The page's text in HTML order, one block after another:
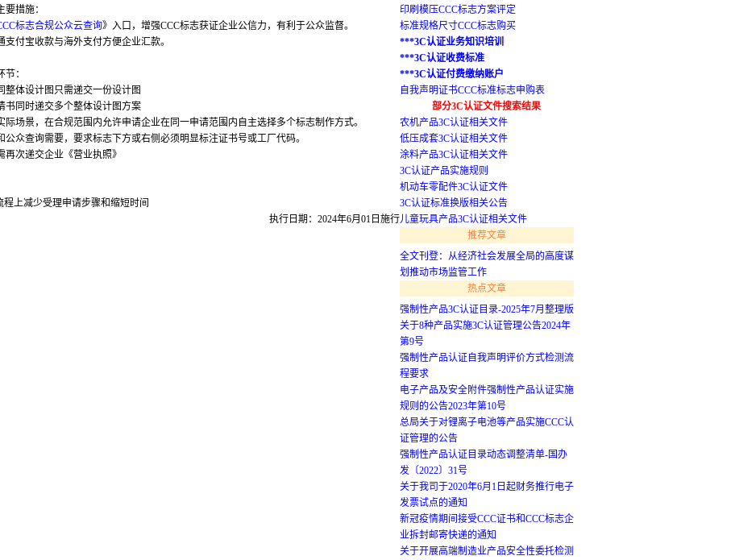
要措施：
标志合规公众云查询》入口，增强CCC标志获证企业公信力，有利于公众监督。
支付宝收款与海外支付方便企业汇款。
：
整体设计图只需递交一份设计图
书同时递交多个整体设计图方案
际场景，在合规范围内允许申请企业在同一申请范围内自主选择多个标志制作方式。
公众查询需要，要求标志下方或右侧必须明显标注证书号或工厂代码。
再次递交企业《营业执照》
程上减少受理申请步骤和缩短时间
执行日期：2024年6月01日施行
印刷模压CCC标志方案评定
标准规格尺寸CCC标志购买
***3C认证业务知识培训
***3C认证收费标准
***3C认证付费缴纳账户
自我声明证书CCC标准标志申购表
部分3C认证文件搜索结果
农机产品3C认证相关文件
低压成套3C认证相关文件
涂料产品3C认证相关文件
3C认证产品实施规则
机动车零配件3C认证文件
3C认证标准换版相关公告
儿童玩具产品3C认证相关文件
推荐文章
全文刊登：从经济社会发展全局的高度谋
划推动市场监管工作
热点文章
强制性产品3C认证目录-2025年7月整理版
关于8种产品实施3C认证管理公告2024年
第9号
强制性产品认证自我声明评价方式检测流
程要求
电子产品及安全附件强制性产品认证实施
规则的公告2023年第10号
总局关于对锂离子电池等产品实施CCC认
证管理的公告
强制性产品认证目录动态调整清单-国办
发〔2022〕31号
关于我司于2020年6月1日起财务推行电子
发票试点的通知
新冠疫情期间接受CCC证书和CCC标志企
业拆封邮寄快递的通知
关于开展高端制造业产品安全性委托检测